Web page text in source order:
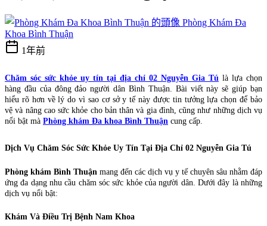
Phòng Khám Đa
Khoa Bình Thuận
1年前
Chăm sóc sức khỏe uy tín tại địa chỉ 02 Nguyễn Gia Tú là lựa chọn
hàng đầu của đông đảo người dân Bình Thuận. Bài viết này sẽ giúp bạn
hiểu rõ hơn về lý do vì sao cơ sở y tế này được tin tưởng lựa chọn để bảo
vệ và nâng cao sức khỏe cho bản thân và gia đình, cũng như những dịch vụ
nổi bật mà Phòng khám Đa khoa Bình Thuận cung cấp.
Dịch Vụ Chăm Sóc Sức Khỏe Uy Tín Tại Địa Chỉ 02 Nguyễn Gia Tú
Phòng khám Bình Thuận mang đến các dịch vụ y tế chuyên sâu nhằm đáp
ứng đa dạng nhu cầu chăm sóc sức khỏe của người dân. Dưới đây là những
dịch vụ nổi bật:
Khám Và Điều Trị Bệnh Nam Khoa